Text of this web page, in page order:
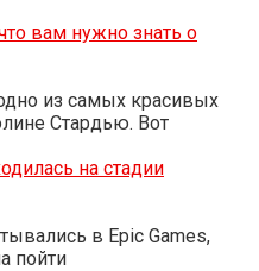
вам нужно знать о
из самых красивых
Стардью. Вот
на стадии
в Epic Games,
пойти